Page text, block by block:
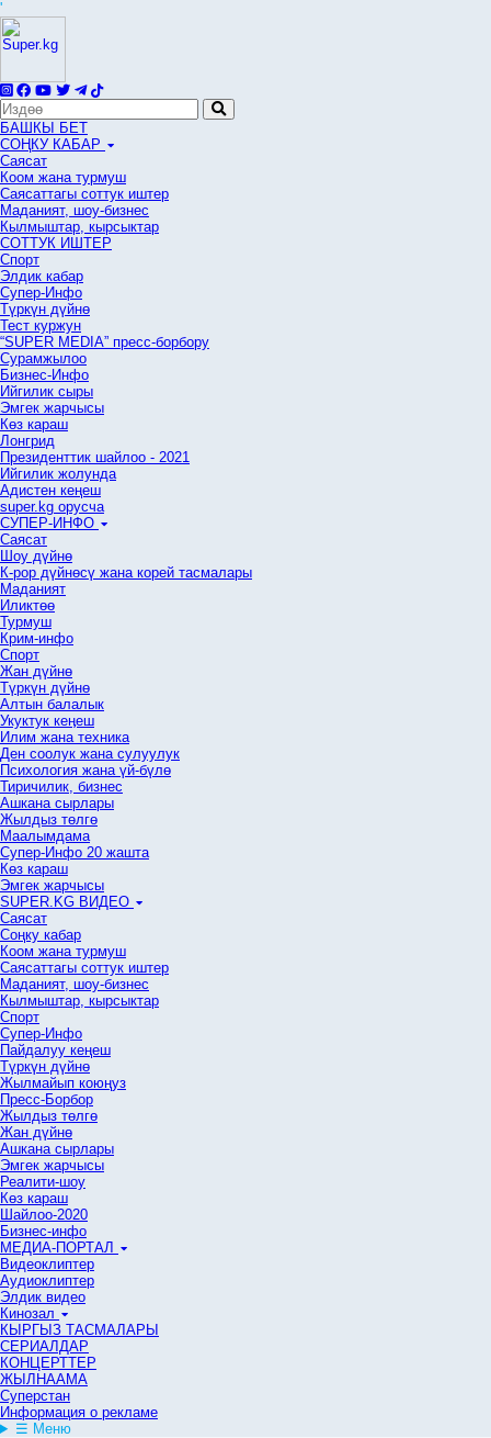
'
БАШКЫ БЕТ
СОҢКУ КАБАР
Саясат
Коом жана турмуш
Саясаттагы соттук иштер
Маданият, шоу-бизнес
Кылмыштар, кырсыктар
СОТТУК ИШТЕР
Спорт
Элдик кабар
Супер-Инфо
Түркүн дүйнө
Тест куржун
“SUPER MEDIA” пресс-борбору
Сурамжылоо
Бизнес-Инфо
Ийгилик сыры
Эмгек жарчысы
Көз караш
Лонгрид
Президенттик шайлоо - 2021
Ийгилик жолунда
Адистен кеңеш
super.kg орусча
СУПЕР-ИНФО
Саясат
Шоу дүйнө
К-рор дүйнөсү жана корей тасмалары
Маданият
Иликтөө
Турмуш
Крим-инфо
Спорт
Жан дүйнө
Түркүн дүйнө
Алтын балалык
Укуктук кеӊеш
Илим жана техника
Ден соолук жана сулуулук
Психология жана үй-бүлө
Тиричилик, бизнес
Ашкана сырлары
Жылдыз төлгө
Маалымдама
Супер-Инфо 20 жашта
Көз караш
Эмгек жарчысы
SUPER.KG ВИДЕО
Саясат
Cоңку кабар
Коом жана турмуш
Саясаттагы соттук иштер
Маданият, шоу-бизнес
Кылмыштар, кырсыктар
Спорт
Супер-Инфо
Пайдалуу кеңеш
Түркүн дүйнө
Жылмайып коюңуз
Пресс-Борбор
Жылдыз төлгө
Жан дүйнө
Ашкана сырлары
Эмгек жарчысы
Реалити-шоу
Көз караш
Шайлоо-2020
Бизнес-инфо
МЕДИА-ПОРТАЛ
Видеоклиптер
Аудиоклиптер
Элдик видео
Кинозал
КЫРГЫЗ ТАСМАЛАРЫ
СЕРИАЛДАР
КОНЦЕРТТЕР
ЖЫЛНААМА
Суперстан
Информация о рекламе
☰ Меню